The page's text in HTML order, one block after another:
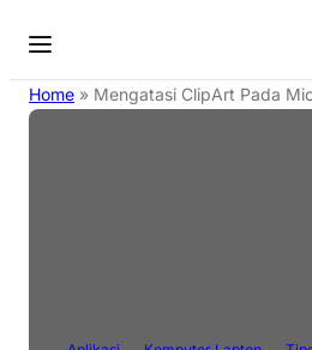
Home » Mengatasi ClipArt Pada